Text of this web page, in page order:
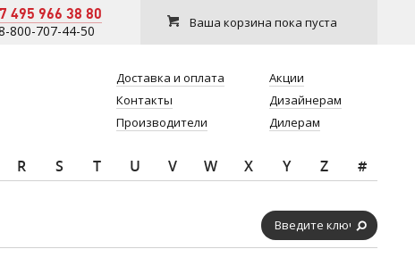
495 966 38 80
800-707-44-50 Ваша корзина пока пуста
Доставка и оплата
Контакты
Производители
Акции
Дизайнерам
Дилерам
R S T U V W X Y Z #